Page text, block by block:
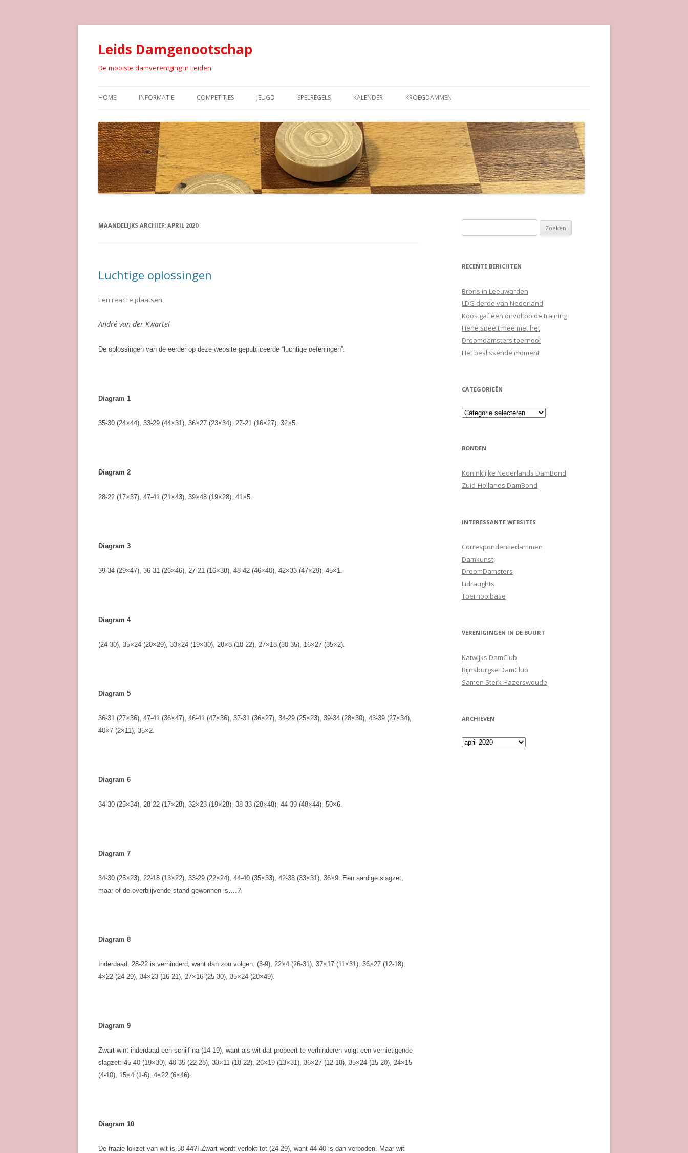
Leids Damgenootschap
De mooiste damvereniging in Leiden
HOME INFORMATIE COMPETITIES JEUGD SPELREGELS KALENDER KROEGDAMMEN
MAANDELIJKS ARCHIEF: APRIL 2020
Luchtige oplossingen
Een reactie plaatsen
André van der Kwartel
De oplossingen van de eerder op deze website gepubliceerde “luchtige oefeningen”.
Diagram 1
35-30 (24×44), 33-29 (44×31), 36×27 (23×34), 27-21 (16×27), 32×5.
Diagram 2
28-22 (17×37), 47-41 (21×43), 39×48 (19×28), 41×5.
Diagram 3
39-34 (29×47), 36-31 (26×46), 27-21 (16×38), 48-42 (46×40), 42×33 (47×29), 45×1.
Diagram 4
(24-30), 35×24 (20×29), 33×24 (19×30), 28×8 (18-22), 27×18 (30-35), 16×27 (35×2).
Diagram 5
36-31 (27×36), 47-41 (36×47), 46-41 (47×36), 37-31 (36×27), 34-29 (25×23), 39-34 (28×30), 43-39 (27×34),
40×7 (2×11), 35×2.
Diagram 6
34-30 (25×34), 28-22 (17×28), 32×23 (19×28), 38-33 (28×48), 44-39 (48×44), 50×6.
Diagram 7
34-30 (25×23), 22-18 (13×22), 33-29 (22×24), 44-40 (35×33), 42-38 (33×31), 36×9. Een aardige slagzet,
maar of de overblijvende stand gewonnen is….?
Diagram 8
Inderdaad. 28-22 is verhinderd, want dan zou volgen: (3-9), 22×4 (26-31), 37×17 (11×31), 36×27 (12-18),
4×22 (24-29), 34×23 (16-21), 27×16 (25-30), 35×24 (20×49).
Diagram 9
Zwart wint inderdaad een schijf na (14-19), want als wit dat probeert te verhinderen volgt een vernietigende
slagzet: 45-40 (19×30), 40-35 (22-28), 33×11 (18-22), 26×19 (13×31), 36×27 (12-18), 35×24 (15-20), 24×15
(4-10), 15×4 (1-6), 4×22 (6×46).
Diagram 10
De fraaie lokzet van wit is 50-44?! Zwart wordt verlokt tot (24-29), want 44-40 is dan verboden. Maar wit
naar:
RECENTE BERICHTEN
Brons in Leeuwarden
LDG derde van Nederland
Koos gaf een onvoltooide training
Fiene speelt mee met het
Droomdamsters toernooi
Het beslissende moment
CATEGORIEËN
Categorieën
BONDEN
Koninklijke Nederlands DamBond
Zuid-Hollands DamBond
INTERESSANTE WEBSITES
Correspondentiedammen
Damkunst
DroomDamsters
Lidraughts
Toernooibase
VERENIGINGEN IN DE BUURT
Katwijks DamClub
Rijnsburgse DamClub
Samen Sterk Hazerswoude
ARCHIEVEN
Archieven